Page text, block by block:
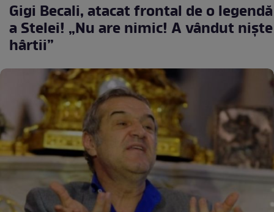
Gigi Becali, atacat frontal de o legendă
a Stelei! „Nu are nimic! A vândut niște
hârtii”